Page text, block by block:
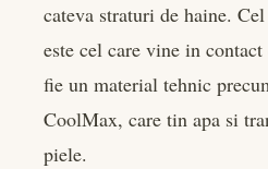
cateva straturi de haine.
este cel care vine in
fie un material tehnic
CoolMax, care tin apa si
piele.